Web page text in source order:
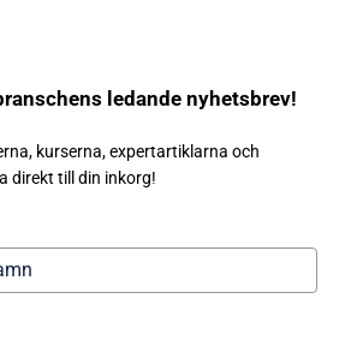
ledande nyhetsbrev!
kurserna, expertartiklarna och
direkt till din inkorg!